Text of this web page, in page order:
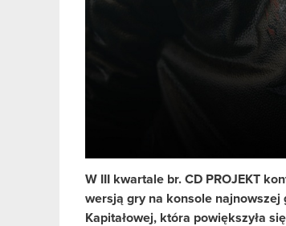
W III kwartale br. CD PROJEKT
wersją gry na konsole
Kapitałowej, która powiększyła